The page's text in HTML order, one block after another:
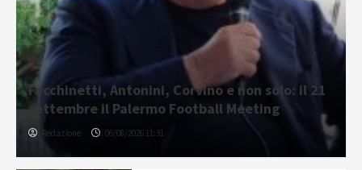
Facchinetti, Antonini, Corvino e non solo: il 21
settembre il Palermo Football Meeting
Redazione 06/08/2026 11:31